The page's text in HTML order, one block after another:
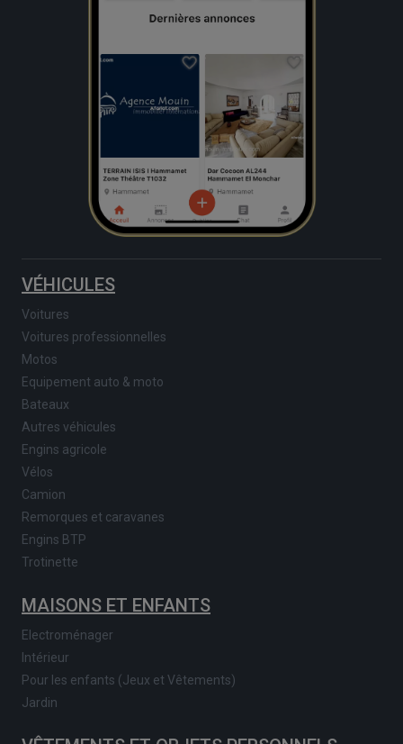
VÉHICULES
Voitures
Voitures professionnelles
Motos
Equipement auto & moto
Bateaux
Autres véhicules
Engins agricole
Vélos
Camion
Remorques et caravanes
Engins BTP
Trotinette
MAISONS ET ENFANTS
Electroménager
Intérieur
Pour les enfants (Jeux et Vêtements)
Jardin